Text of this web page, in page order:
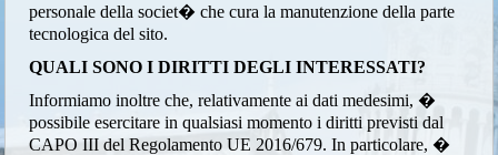
personale della societ� che cura la manutenzione della parte
tecnologica del sito.
QUALI SONO I DIRITTI DEGLI INTERESSATI?
Informiamo inoltre che, relativamente ai dati medesimi, �
possibile esercitare in qualsiasi momento i diritti previsti dal
CAPO III del Regolamento UE 2016/679. In particolare, �